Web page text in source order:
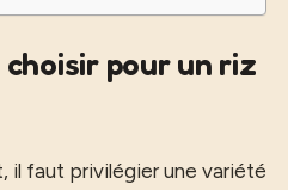
pour un riz
il faut privilégier une variété